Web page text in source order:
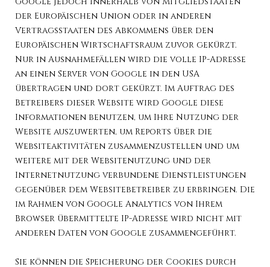
der Europäischen Union oder in anderen
Vertragsstaaten des Abkommens über den
Europäischen Wirtschaftsraum zuvor gekürzt.
Nur in Ausnahmefällen wird die volle IP-Adresse
an einen Server von Google in den USA
übertragen und dort gekürzt. Im Auftrag des
Betreibers dieser Website wird Google diese
Informationen benutzen, um Ihre Nutzung der
Website auszuwerten, um Reports über die
Websiteaktivitäten zusammenzustellen und um
weitere mit der Websitenutzung und der
Internetnutzung verbundene Dienstleistungen
gegenüber dem Websitebetreiber zu erbringen. Die
im Rahmen von Google Analytics von Ihrem
Browser übermittelte IP-Adresse wird nicht mit
anderen Daten von Google zusammengeführt.
Sie können die Speicherung der Cookies durch